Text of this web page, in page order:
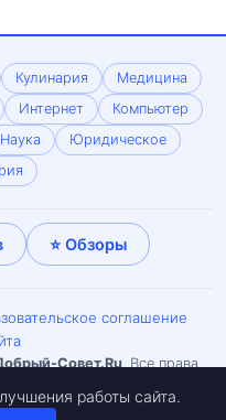
Кулинария
Медицина
Интернет
Компьютер
Наука
Юридическое
⭐ Обзоры
соглашение
Совет.Ru. Все права
материал 18+.
работы сайта.